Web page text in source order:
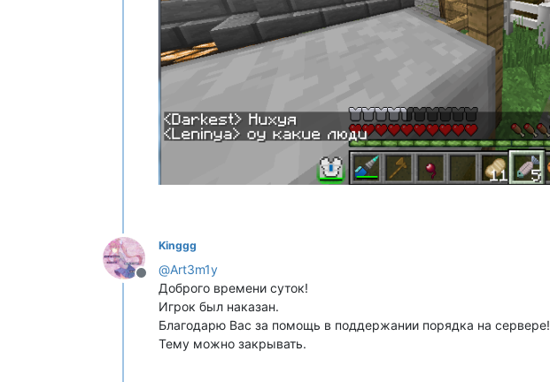
Не в сети
Kinggg
@Art3m1y
Доброго времени суток!
Игрок был наказан.
Благодарю Вас за помощь в поддержании порядка на сервере!
Тему можно закрывать.